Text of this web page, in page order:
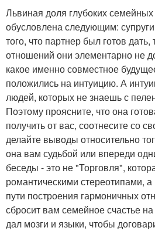
Львиная доля глубоких
обусловлена следующим:
того, что партнер был готов дать,
отношений они элементарно не
какое именно совместное
положились на интуицию. А
людей, которых не знаешь с
Поэтому проясните, что она
получить от вас, соотнесите со
делайте выводы относительно
она вам судьбой или впереди
беседы - это не "Торговля",
романтическими стереотипами,
пути построения гармоничных
сбросит вам семейное счастье
дал мозги и языки, чтобы